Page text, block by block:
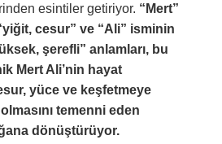
esintiler getiriyor. “Mert”
cesur” ve “Ali” isminin
şerefli” anlamları, bu
Mert Ali’nin hayat
yüce ve keşfetmeye
temenni eden
dönüştürüyor.